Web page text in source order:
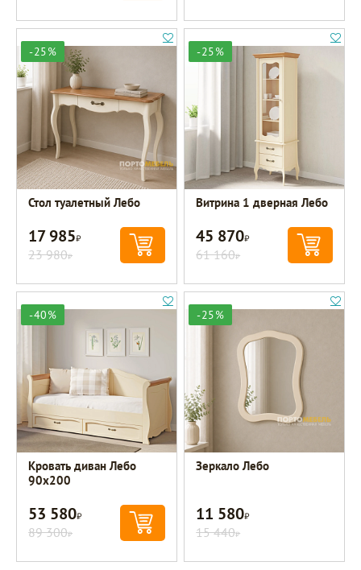
-25%
Стол туалетный Лебо
17 985Р
23 980Р
-25%
Витрина 1 дверная Лебо
45 870Р
61 160Р
-40%
Кровать диван Лебо
90х200
53 580Р
89 300Р
-25%
Зеркало Лебо
11 580Р
15 440Р